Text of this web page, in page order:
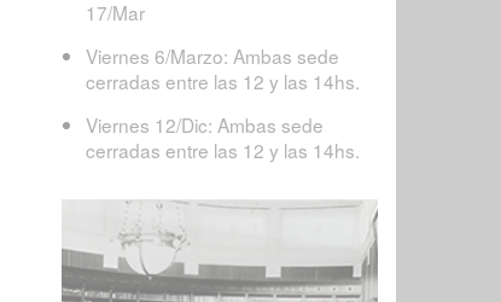
17/Mar
Viernes 6/Marzo: Ambas sede
cerradas entre las 12 y las 14hs.
Viernes 12/Dic: Ambas sede
cerradas entre las 12 y las 14hs.